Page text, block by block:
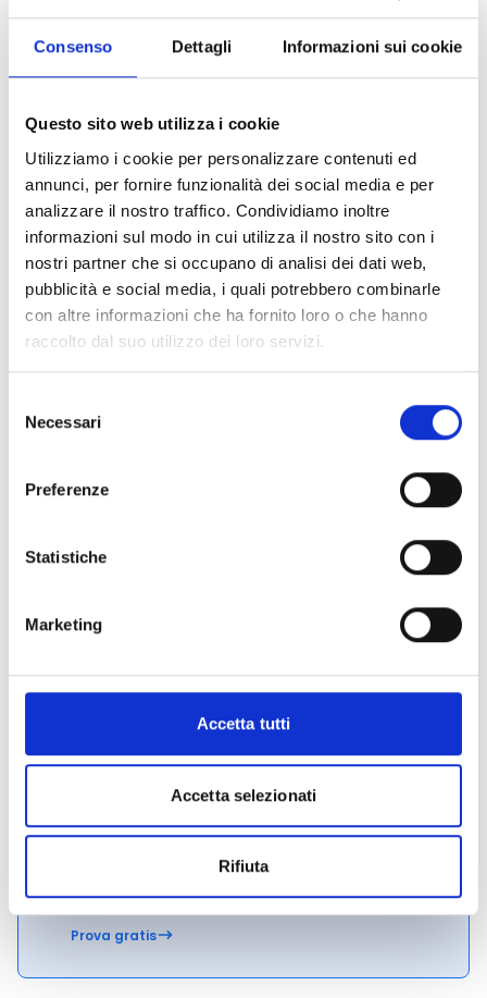
Consenso Dettagli Informazioni sui cookie
Questo sito web utilizza i cookie
Utilizziamo i cookie per personalizzare contenuti ed
annunci, per fornire funzionalità dei social media e per
analizzare il nostro traffico. Condividiamo inoltre
informazioni sul modo in cui utilizza il nostro sito con i
nostri partner che si occupano di analisi dei dati web,
pubblicità e social media, i quali potrebbero combinarle
con altre informazioni che ha fornito loro o che hanno
raccolto dal suo utilizzo dei loro servizi.
delNecessari
Preferenze
Statistiche
Marketing
Accetta tutti
Accetta selezionati
Rifiuta
20.000 Euro e massima di 200.000 Euro.
Pagina web per formulari e documenti
Bando
Si consiglia di consultare regolarmente il sito web
ufficiale del bando per gli aggiornamenti e le
informazioni addizionali.
Consigli degli esperti
dall’Ente per valutare le proposte progettuali. La
lettura preliminare dei criteri ti aiuterà a capire se il
aggiudicarsi il contributo (Cfr. sez. 1.8, pag. 13 del
possiamo imputare nel budget di progetto. Si
sez. 1.11, pag. 17 del bando).
Contatta il
seguente indirizzo e-mail:
tiziano.tassinari@regione.emilia-romagna.it.
Conosci Obiettivo Europa?
Prova gratis